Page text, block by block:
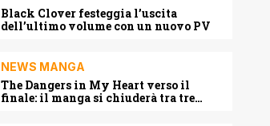
Black Clover festeggia l’uscita
dell’ultimo volume con un nuovo PV
NEWS MANGA
The Dangers in My Heart verso il
finale: il manga si chiuderà tra tre